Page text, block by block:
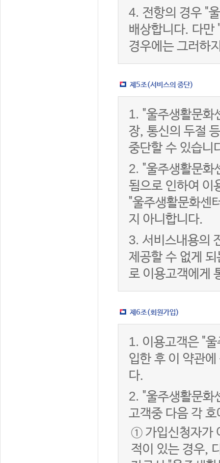
4. 전항의 경우 "
배상합니다. 다만
경우에는 그러하
제5조(서비스의 중단)
1. "울주생활문화
장, 통신의 두절
중단할 수 있습니
2. "울주생활문화
됨으로 인하여 이
"울주생활문화센
지 아니합니다.
3. 서비스내용의
제공할 수 없게
로 이용고객에게
제6조(회원가입)
1. 이용고객은 "
입한 후 이 약관
다.
2. "울주생활문화
고객중 다음 각
① 가입신청자가
적이 있는 경우,